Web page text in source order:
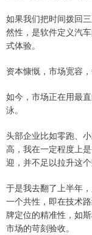
如果我们把时间拨回
然性，是软件定义汽
式体验。
资本慷慨，市场宽容
如今，市场正在用最
泳。
头部企业比如零跑、
高，我在一定程度上
迎，并不足以拉升这个
于是我去翻了上半年
一个共性，即在技术
牌定位的精准性，如
市场的苛刻验收。